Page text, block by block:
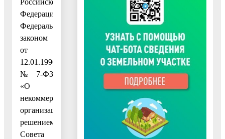
Федерации»,
Федеральным
законом
от
12.01.1996
№ 7-ФЗ
«О
некоммерческих
организациях»,
решением
Совета